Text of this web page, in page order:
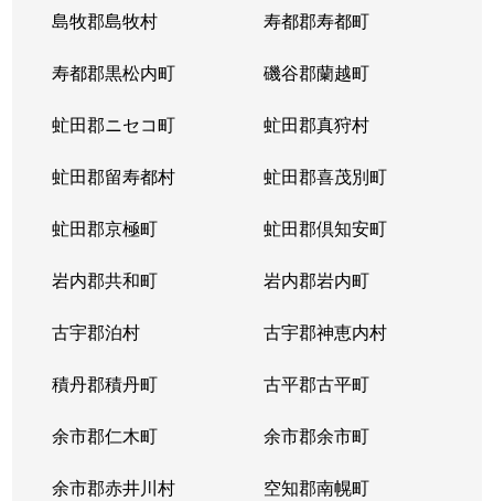
島牧郡島牧村 寿都郡寿都町
寿都郡黒松内町 磯谷郡蘭越町
虻田郡ニセコ町 虻田郡真狩村
虻田郡留寿都村 虻田郡喜茂別町
虻田郡京極町 虻田郡倶知安町
岩内郡共和町 岩内郡岩内町
古宇郡泊村 古宇郡神恵内村
積丹郡積丹町 古平郡古平町
余市郡仁木町 余市郡余市町
余市郡赤井川村 空知郡南幌町